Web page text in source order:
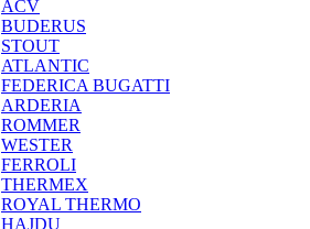
ACV
BUDERUS
STOUT
ATLANTIC
FEDERICA BUGATTI
ARDERIA
ROMMER
WESTER
FERROLI
THERMEX
ROYAL THERMO
HAJDU